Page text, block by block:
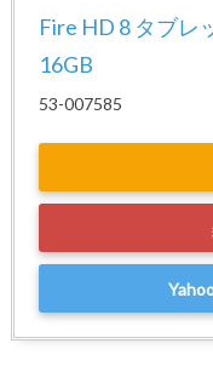
Fire HD 8 タブレ
16GB
53-007585